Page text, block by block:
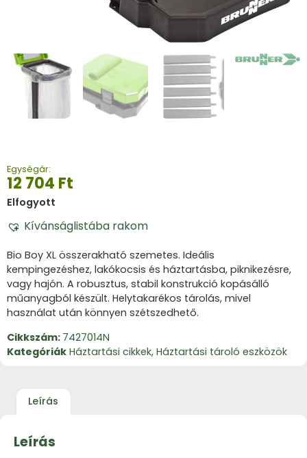
Egységár:
12 704 Ft
Elfogyott
Kívánságlistába rakom
Bio Boy XL összerakható szemetes. Ideális
kempingezéshez, lakókocsis és háztartásba, piknikezésre,
vagy hajón. A robusztus, stabil konstrukció kopásálló
műanyagból készült. Helytakarékos tárolás, mivel
használat után könnyen szétszedhető.
Cikkszám: 7427014N
Kategóriák Háztartási cikkek, Háztartási tároló eszközök
Leírás
Leírás